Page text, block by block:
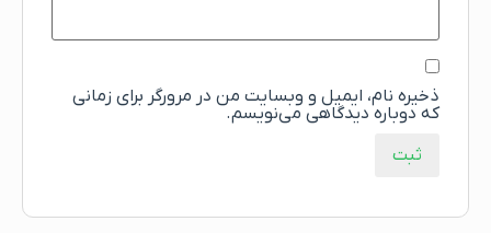
ذخیره نام، ایمیل و وبسایت من در مرورگر برای زمانی
که دوباره دیدگاهی می‌نویسم.